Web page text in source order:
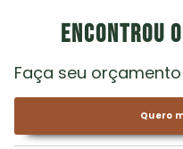
Encontrou
Faça seu
Quero